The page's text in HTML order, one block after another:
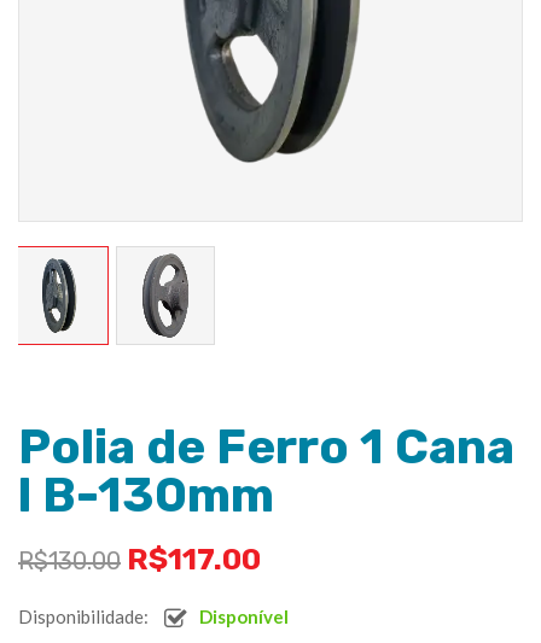
Polia de Ferro 1 Cana
l B-130mm
R$130.00 R$117.00
Disponibilidade: Disponível